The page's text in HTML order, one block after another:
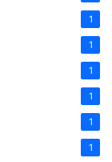
1
1
1
1
1
1